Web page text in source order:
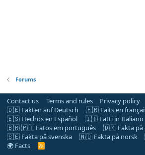
Forums
Contact us Terms and rules Privacy policy
🇩🇪 Fakten auf Deutsch
🇫🇷 Faits en
🇪🇸 Hechos en Español
🇮🇹 Fatti in Italiano
🇧🇷 🇵🇹 Fatos em português
🇩🇰 Fakta på
🇸🇪 Fakta på svenska
🇳🇴 Fakta på norsk
🌍 Facts
R